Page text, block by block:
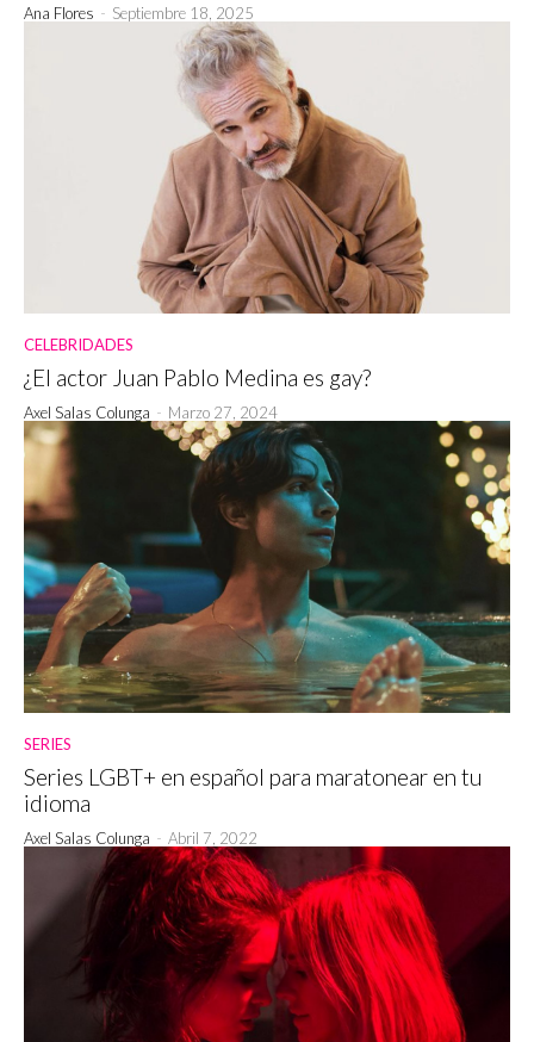
Ana Flores - Septiembre 18, 2025
CELEBRIDADES
¿El actor Juan Pablo Medina es gay?
Axel Salas Colunga - Marzo 27, 2024
SERIES
Series LGBT+ en español para maratonear en tu
idioma
Axel Salas Colunga - Abril 7, 2022